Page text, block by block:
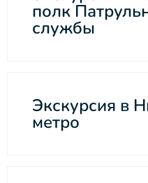
полк
службы
Экскурсия в
метро